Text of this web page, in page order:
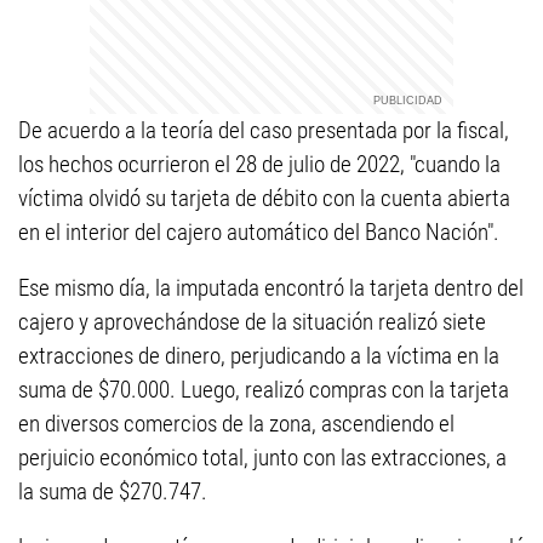
De acuerdo a la teoría del caso presentada por la fiscal,
los hechos ocurrieron el 28 de julio de 2022, "cuando la
víctima olvidó su tarjeta de débito con la cuenta abierta
en el interior del cajero automático del Banco Nación".
Ese mismo día, la imputada encontró la tarjeta dentro del
cajero y aprovechándose de la situación realizó siete
extracciones de dinero, perjudicando a la víctima en la
suma de $70.000. Luego, realizó compras con la tarjeta
en diversos comercios de la zona, ascendiendo el
perjuicio económico total, junto con las extracciones, a
la suma de $270.747.